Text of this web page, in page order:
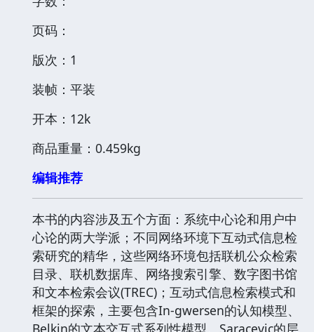
页码：
版次：1
装帧：平装
开本：12k
商品重量：0.459kg
编辑推荐
本书的内容涉及五个方面：系统中心论和用户中
心论的两大学派；不同网络环境下互动式信息检
索研究的精华，这些网络环境包括联机公众检索
目录、联机数据库、网络搜索引擎、数字图书馆
和文本检索会议(TREC)；互动式信息检索模式和
框架的探索，主要包含In-gwersen的认知模型、
Belkin的文本交互式系列性模型、Saracevic的层